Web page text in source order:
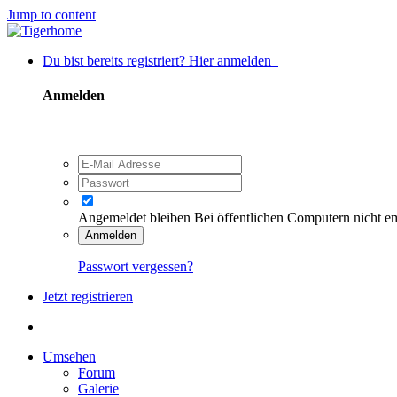
Jump to content
Du bist bereits registriert? Hier anmelden
Anmelden
Angemeldet bleiben Bei öffentlichen Computern nicht
Anmelden
Passwort vergessen?
Jetzt registrieren
Umsehen
Forum
Galerie